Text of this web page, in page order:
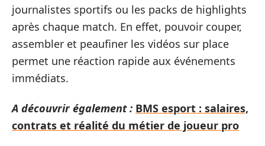
journalistes sportifs ou les packs de highlights
après chaque match. En effet, pouvoir couper,
assembler et peaufiner les vidéos sur place
permet une réaction rapide aux événements
immédiats.
A découvrir également : BMS esport : salaires,
contrats et réalité du métier de joueur pro